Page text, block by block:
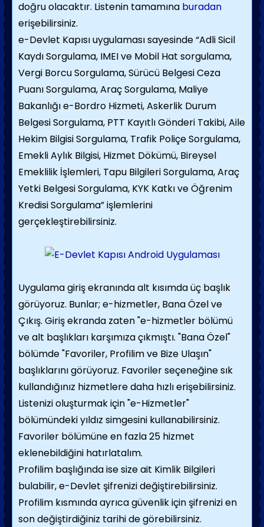
doğru olacaktır. Listenin tamamına buradan
erişebilirsiniz.
e-Devlet Kapısı uygulaması sayesinde “Adli Sicil
Kaydı Sorgulama, IMEI ve Mobil Hat sorgulama,
Vergi Borcu Sorgulama, Sürücü Belgesi Ceza
Puanı Sorgulama, Araç Sorgulama, Maliye
Bakanlığı e-Bordro Hizmeti, Askerlik Durum
Belgesi Sorgulama, PTT Kayıtlı Gönderi Takibi, Aile
Hekim Bilgisi Sorgulama, Trafik Poliçe Sorgulama,
Emekli Aylık Bilgisi, Hizmet Dökümü, Bireysel
Emeklilik İşlemleri, Tapu Bilgileri Sorgulama, Araç
Yetki Belgesi Sorgulama, KYK Katkı ve Öğrenim
Kredisi Sorgulama” işlemlerini
gerçekleştirebilirsiniz.
Uygulama giriş ekranında alt kısımda üç başlık
görüyoruz. Bunlar; e-hizmetler, Bana Özel ve
Çıkış. Giriş ekranda zaten "e-hizmetler bölümü
ve alt başlıkları karşımıza çıkmıştı. "Bana Özel"
bölümde "Favoriler, Profilim ve Bize Ulaşın"
başlıklarını görüyoruz. Favoriler seçeneğine sık
kullandığınız hizmetlere daha hızlı erişebilirsiniz.
Listenizi oluşturmak için "e-Hizmetler"
bölümündeki yıldız simgesini kullanabilirsiniz.
Favoriler bölümüne en fazla 25 hizmet
eklenebildiğini hatırlatalım.
Profilim başlığında ise size ait Kimlik Bilgileri
bulabilir, e-Devlet şifrenizi değiştirebilirsiniz.
Profilim kısmında ayrıca güvenlik için şifrenizi en
son değiştirdiğiniz tarihi de görebilirsiniz.